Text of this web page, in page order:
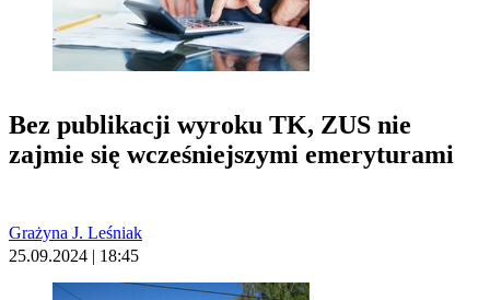
Bez publikacji wyroku TK, ZUS nie
zajmie się wcześniejszymi emeryturami
Grażyna J. Leśniak
25.09.2024 | 18:45